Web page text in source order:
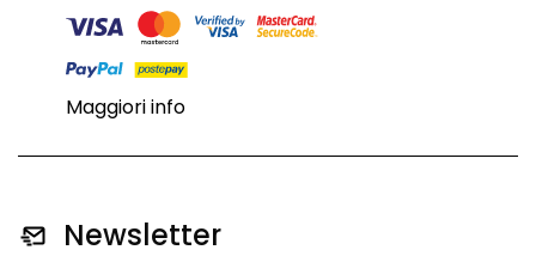
Maggiori info
Newsletter